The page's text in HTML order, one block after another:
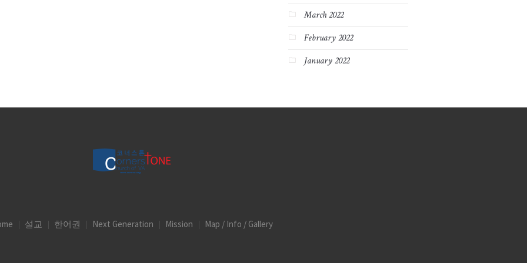
March 2022
February 2022
January 2022
설교 한어권 Next Generation Mission Map / Info / Gallery